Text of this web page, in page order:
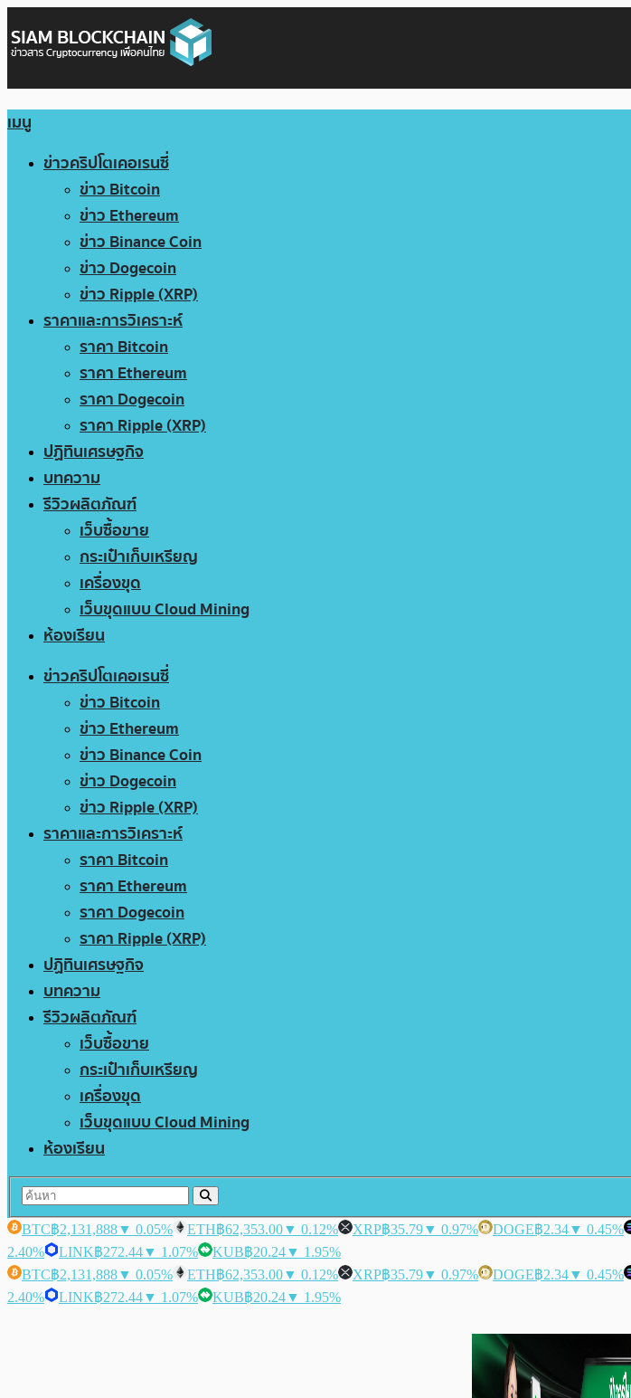
เมนู
ข่าวคริปโตเคอเรนซี่
ข่าว Bitcoin
ข่าว Ethereum
ข่าว Binance Coin
ข่าว Dogecoin
ข่าว Ripple (XRP)
ราคาและการวิเคราะห์
ราคา Bitcoin
ราคา Ethereum
ราคา Dogecoin
ราคา Ripple (XRP)
ปฏิทินเศรษฐกิจ
บทความ
รีวิวผลิตภัณฑ์
เว็บซื้อขาย
กระเป๋าเก็บเหรียญ
เครื่องขุด
เว็บขุดแบบ Cloud Mining
ห้องเรียน
ข่าวคริปโตเคอเรนซี่
ข่าว Bitcoin
ข่าว Ethereum
ข่าว Binance Coin
ข่าว Dogecoin
ข่าว Ripple (XRP)
ราคาและการวิเคราะห์
ราคา Bitcoin
ราคา Ethereum
ราคา Dogecoin
ราคา Ripple (XRP)
ปฏิทินเศรษฐกิจ
บทความ
รีวิวผลิตภัณฑ์
เว็บซื้อขาย
กระเป๋าเก็บเหรียญ
เครื่องขุด
เว็บขุดแบบ Cloud Mining
ห้องเรียน
BTC฿2,131,888▼ 0.05% ETH฿62,353.00▼ 0.12% XRP฿35.79▼ 0.97% DOGE฿2.34▼ 0.45%
2.40%
LINK฿272.44▼ 1.07% KUB฿20.24▼ 1.95%
BTC฿2,131,888▼ 0.05% ETH฿62,353.00▼ 0.12% XRP฿35.79▼ 0.97% DOGE฿2.34▼ 0.45%
2.40%
LINK฿272.44▼ 1.07% KUB฿20.24▼ 1.95%